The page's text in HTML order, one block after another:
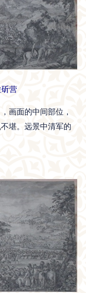
斫营
画面的中间部位，
堪。远景中清军的